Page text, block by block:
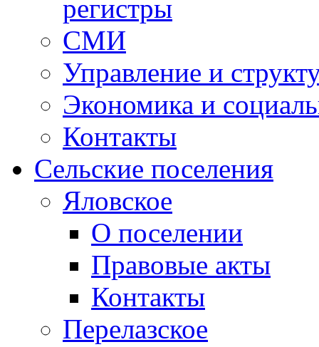
регистры
СМИ
Управление и
Экономика и
Контакты
Сельские поселения
Яловское
О поселении
Правовые акты
Контакты
Перелазское